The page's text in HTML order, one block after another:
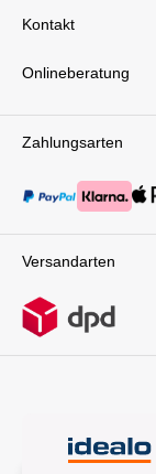
Zahlungsarten
Versandarten
Kontakt
Onlineberatung